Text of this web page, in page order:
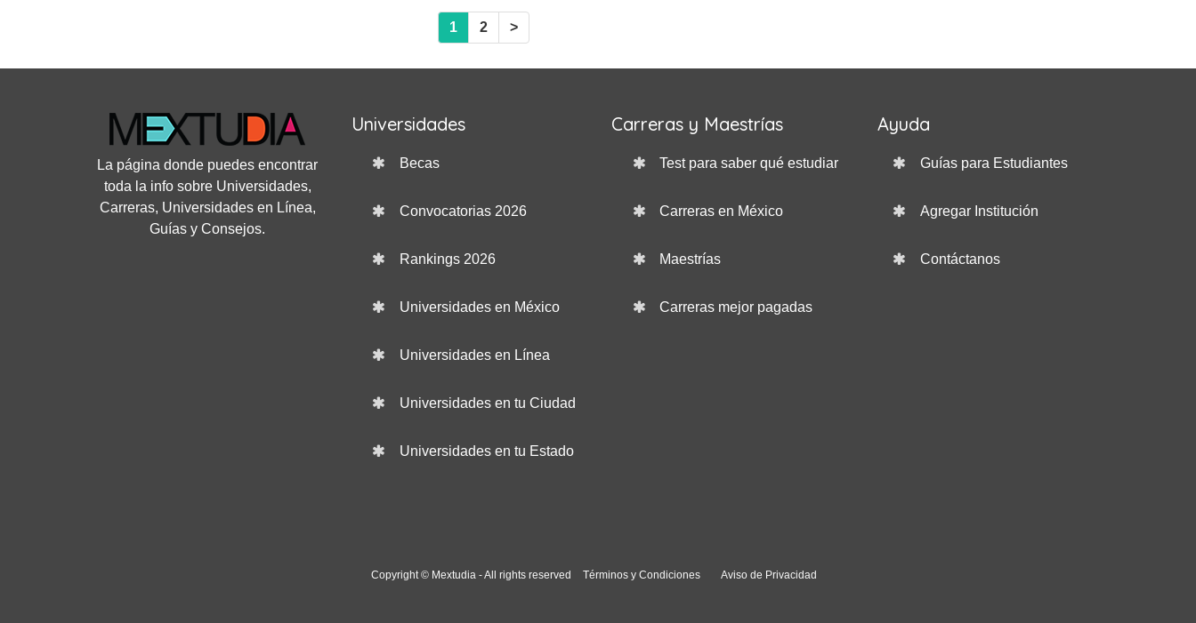
1 2 >
La página donde puedes encontrar
toda la info sobre Universidades,
Carreras, Universidades en Línea,
Guías y Consejos.
Universidades
Becas
Convocatorias 2026
Rankings 2026
Universidades en México
Universidades en Línea
Universidades en tu Ciudad
Universidades en tu Estado
Carreras y Maestrías
Test para saber qué estudiar
Carreras en México
Maestrías
Carreras mejor pagadas
Ayuda
Guías para Estudiantes
Agregar Institución
Contáctanos
Copyright © Mextudia - All rights reserved Términos y Condiciones Aviso de Privacidad